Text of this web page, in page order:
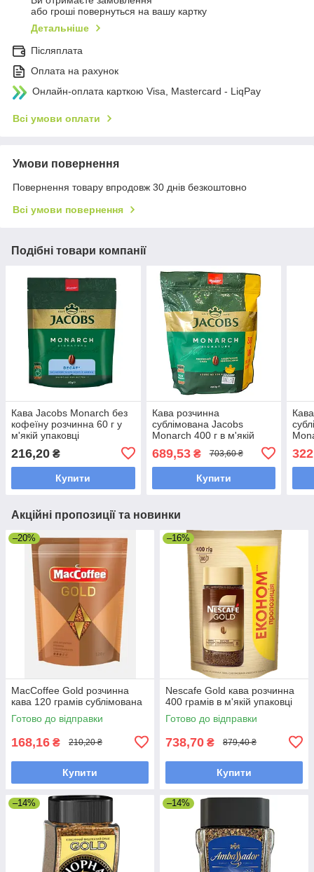
або гроші повернуться на вашу картку
Детальніше
Післяплата
Оплата на рахунок
Онлайн-оплата карткою Visa, Mastercard - LiqPay
Всі умови оплати
Умови повернення
Повернення товару впродовж 30 днів безкоштовно
Всі умови повернення
Подібні товари компанії
Кава Jacobs Monarch без
кофеїну розчинна 60 г у
м'якій упаковці
216,20 ₴
Купити
Кава розчинна
сублімована Jacobs
Monarch 400 г в м'якій
689,53₴ 703,60 ₴
Купити
Акційні пропозиції та новинки
–20%
MacCoffee Gold розчинна
кава 120 грамів сублімована
Готово до відправки
168,16 ₴ 210,20 ₴
Купити
–16%
Nescafe Gold кава розчинна
400 грамів в м'якій упаковці
Готово до відправки
738,70 ₴ 879,40 ₴
Купити
–14% –14%